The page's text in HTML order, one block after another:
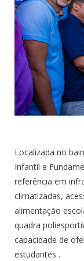
Localizada no
Infantil e
referência em
climatizadas,
alimentação
quadra
capacidade de
estudantes .